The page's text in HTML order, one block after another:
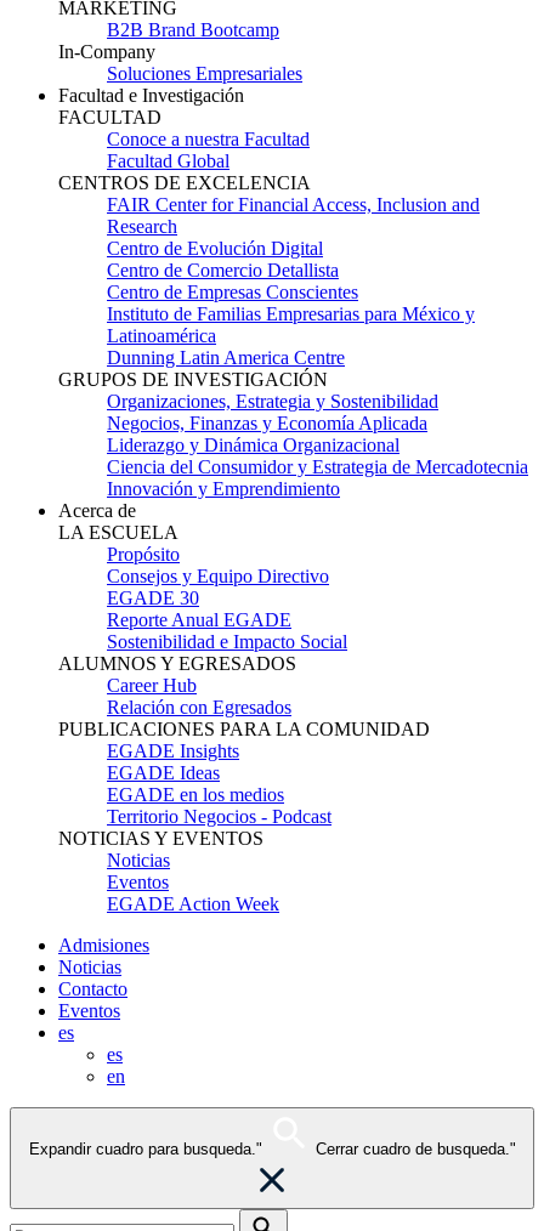
MARKETING
B2B Brand Bootcamp
In-Company
Soluciones Empresariales
Facultad e Investigación
FACULTAD
Conoce a nuestra Facultad
Facultad Global
CENTROS DE EXCELENCIA
FAIR Center for Financial Access, Inclusion and
Research
Centro de Evolución Digital
Centro de Comercio Detallista
Centro de Empresas Conscientes
Instituto de Familias Empresarias para México y
Latinoamérica
Dunning Latin America Centre
GRUPOS DE INVESTIGACIÓN
Organizaciones, Estrategia y Sostenibilidad
Negocios, Finanzas y Economía Aplicada
Liderazgo y Dinámica Organizacional
Ciencia del Consumidor y Estrategia de Mercadotecnia
Innovación y Emprendimiento
Acerca de
LA ESCUELA
Propósito
Consejos y Equipo Directivo
EGADE 30
Reporte Anual EGADE
Sostenibilidad e Impacto Social
ALUMNOS Y EGRESADOS
Career Hub
Relación con Egresados
PUBLICACIONES PARA LA COMUNIDAD
EGADE Insights
EGADE Ideas
EGADE en los medios
Territorio Negocios - Podcast
NOTICIAS Y EVENTOS
Noticias
Eventos
EGADE Action Week
Admisiones
Noticias
Contacto
Eventos
es
es
en
Expandir cuadro para busqueda." Cerrar cuadro de busqueda."